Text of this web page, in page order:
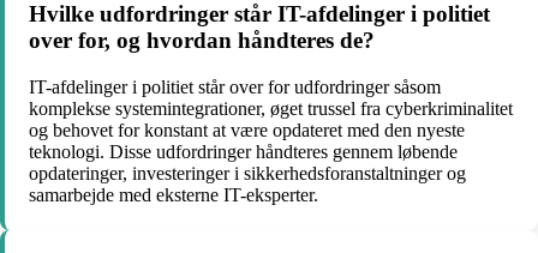
Hvilke udfordringer står IT-afdelinger i politiet
over for, og hvordan håndteres de?
IT-afdelinger i politiet står over for udfordringer såsom
komplekse systemintegrationer, øget trussel fra cyberkriminalitet
og behovet for konstant at være opdateret med den nyeste
teknologi. Disse udfordringer håndteres gennem løbende
opdateringer, investeringer i sikkerhedsforanstaltninger og
samarbejde med eksterne IT-eksperter.